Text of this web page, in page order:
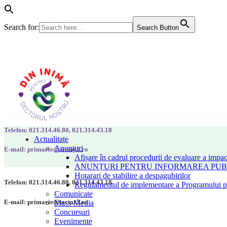
Search for: Search Button
Actualitate
Anunțuri
Afișare în cadrul procedurii de evaluare a
ANUNȚURI PENTRU INFORMAREA
Hotarari de stabilire a despagubirilor
Regulamentul de implementare a Programului
Comunicate
Mass-Media
Concursuri
Evenimente
Telefon: 021.314.46.80, 021.314.43.18
E-mail: primarie@sector5.ro
Telefon: 021.314.46.80, 021.314.43.18
E-mail: primarie@sector5.ro